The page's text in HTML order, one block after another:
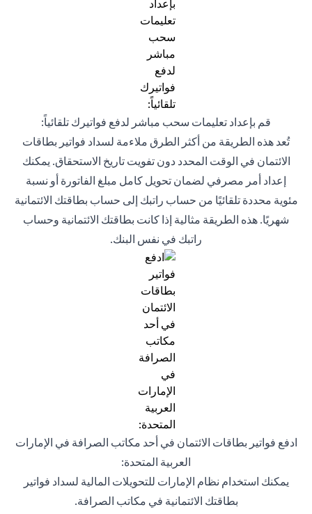
قم بإعداد تعليمات سحب مباشر لدفع فواتيرك تلقائياً:
تُعد هذه الطريقة من أكثر الطرق ملاءمة لسداد فواتير بطاقات
الائتمان في الوقت المحدد دون تفويت تاريخ الاستحقاق. يمكنك
إعداد أمر مصرفي لضمان تحويل كامل مبلغ الفاتورة أو نسبة
مئوية محددة تلقائيًا من حساب راتبك إلى حساب بطاقتك الائتمانية
شهريًا. هذه الطريقة مثالية إذا كانت بطاقتك الائتمانية وحساب
راتبك في نفس البنك.
ادفع فواتير بطاقات الائتمان في أحد مكاتب الصرافة في الإمارات
العربية المتحدة:
يمكنك استخدام نظام الإمارات للتحويلات المالية لسداد فواتير
بطاقتك الائتمانية في مكاتب الصرافة.